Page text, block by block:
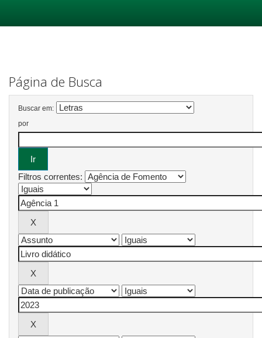
Página de Busca
Buscar em:
por
Filtros correntes: